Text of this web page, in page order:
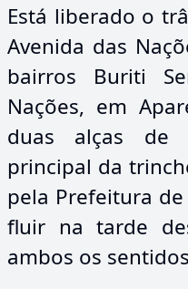
Está liberado o
Avenida das
bairros Buriti
Nações, em
duas alças de
principal da
pela Prefeitura
fluir na tarde
ambos os